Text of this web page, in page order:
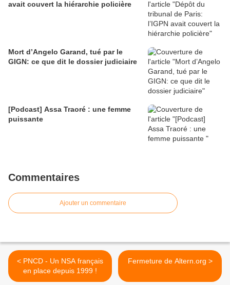
avait couvert la hiérarchie policière
Mort d’Angelo Garand, tué par le
GIGN: ce que dit le dossier judiciaire
[Podcast] Assa Traoré : une femme
puissante
Commentaires
Ajouter un commentaire
< PNCD - Un NSA français
en place depuis 1999 !
Fermeture de Altern.org >